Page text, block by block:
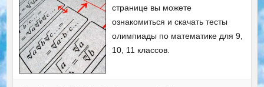
странице вы можете
ознакомиться и скачать тесты
олимпиады по математике для 9,
10, 11 классов.